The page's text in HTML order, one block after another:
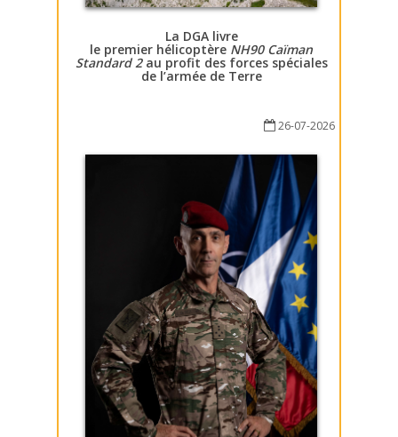
La DGA livre
le premier hélicoptère NH90 Caïman
Standard 2au profit des forces spéciales
de l’armée de Terre
26-07-2026